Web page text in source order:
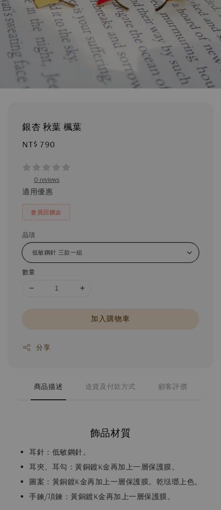
銀杏 秋葉 楓葉
Regular
NT$ 790
0 reviews
適用優惠
會員回饋金
品項
數量
加入購物車
分享
商品描述 送貨及付款方式 顧客評價
飾品材質
耳針：低敏鋼針。
耳夾、耳勾：黃銅鍍K金再加上一層保護膜。
圖案：黃銅鍍K金再加上一層保護膜。乾琺瑯上色。
手鍊/項鍊：黃銅鍍K金再加上一層保護膜。